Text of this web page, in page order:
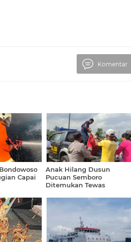
Komentar
Capai
Anak Hilang Dusun
Pucuan Semboro
Ditemukan Tewas